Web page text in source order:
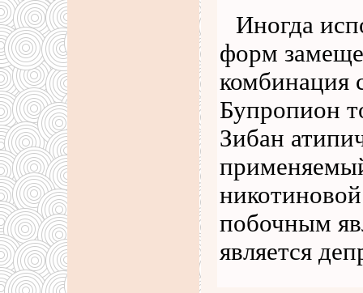
Иногда
форм
комбинация
Бупропион
Зибан
побочным
является